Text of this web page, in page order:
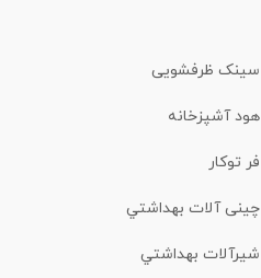
سینک ظرفشویی
هود آشپزخانه
فر توکار
چینی آلات بهداشتي
شیرآلات بهداشتي